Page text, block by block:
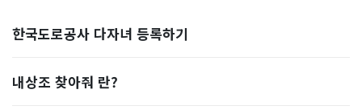
한국도로공사 다자녀 등록하기
내상조 찾아줘 란?